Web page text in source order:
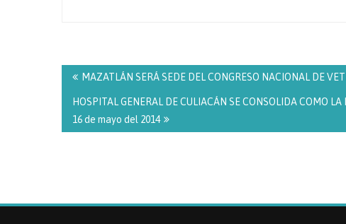
de
entradas
MAZATLÁN SERÁ SEDE DEL CONGRESO NACIONAL DE
HOSPITAL GENERAL DE CULIACÁN SE CONSOLIDA COMO
16 de mayo del 2014